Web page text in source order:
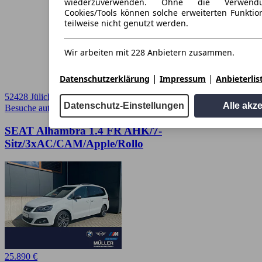
52428 Jülich
Besuche autoscout24.de➚
SEAT Alhambra 1.4 FR AHK/7-
Sitz/3xAC/CAM/Apple/Rollo
25.890 €
Cookies/Tools können solche erweiterten
teilweise nicht genutzt werden.
Wir arbeiten mit 228 Anbietern zusammen.
Datenschutzerklärung | Impressum |
Datenschutz-Einstellungen Alle